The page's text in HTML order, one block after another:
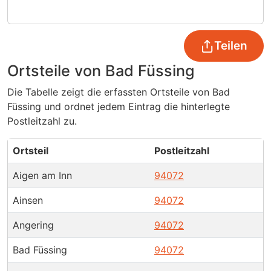
Teilen
Ortsteile von Bad Füssing
Die Tabelle zeigt die erfassten Ortsteile von Bad
Füssing und ordnet jedem Eintrag die hinterlegte
Postleitzahl zu.
Ortsteil Postleitzahl
Aigen am Inn 94072
Ainsen 94072
Angering 94072
Bad Füssing 94072